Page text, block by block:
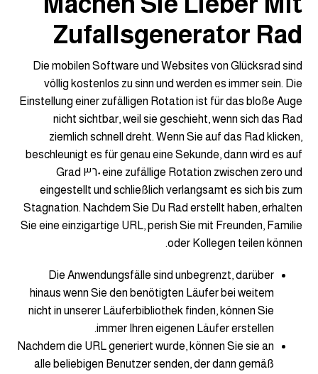
Zufallsgenerator Rad
Die mobilen Software und Websites von Glücksrad sind
völlig kostenlos zu sinn und werden es immer sein. Die
Einstellung einer zufälligen Rotation ist für das bloße Auge
nicht sichtbar, weil sie geschieht, wenn sich das Rad
ziemlich schnell dreht. Wenn Sie auf das Rad klicken,
beschleunigt es für genau eine Sekunde, dann wird es auf
eine zufällige Rotation zwischen zero und ٣٦٠ Grad
eingestellt und schließlich verlangsamt es sich bis zum
Stagnation. Nachdem Sie Du Rad erstellt haben, erhalten
Sie eine einzigartige URL, perish Sie mit Freunden, Familie
oder Kollegen teilen können.
Die Anwendungsfälle sind unbegrenzt, darüber
hinaus wenn Sie den benötigten Läufer bei weitem
nicht in unserer Läuferbibliothek finden, können Sie
immer Ihren eigenen Läufer erstellen.
Nachdem die URL generiert wurde, können Sie sie an
alle beliebigen Benutzer senden, der dann gemäß